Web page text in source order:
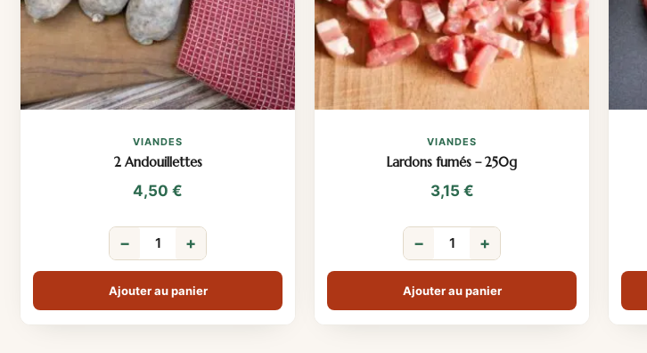
VIANDES
2 Andouillettes
4,50 €
− +
Ajouter au panier
VIANDES
Lardons fumés – 250g
3,15 €
− +
Ajouter au panier